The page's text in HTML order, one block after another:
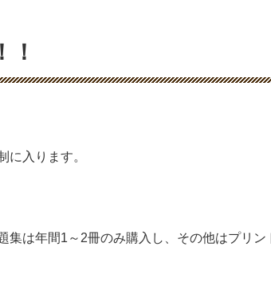
に入ります。
は年間1～2冊のみ購入し、その他はプリ